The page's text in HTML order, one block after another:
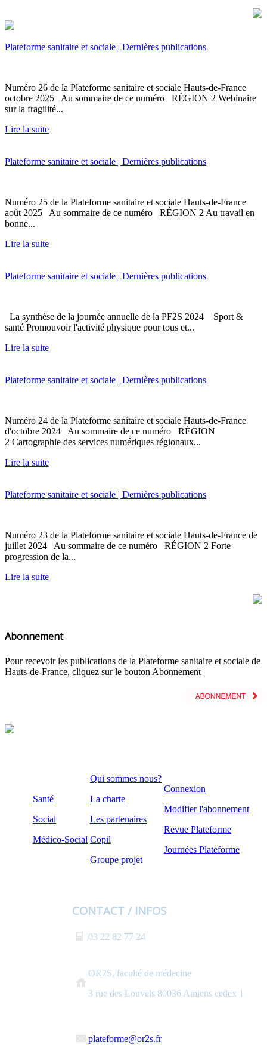
Plateforme sanitaire et sociale | Dernières publications
Numéro 26 de la Plateforme sanitaire et sociale Hauts-de-France
octobre 2025 Au sommaire de ce numéro RÉGION 2 Webinaire
sur la fragilité...
Lire la suite
Plateforme sanitaire et sociale | Dernières publications
Numéro 25 de la Plateforme sanitaire et sociale Hauts-de-France
août 2025 Au sommaire de ce numéro RÉGION 2 Au travail en
bonne...
Lire la suite
Plateforme sanitaire et sociale | Dernières publications
La synthèse de la journée annuelle de la PF2S 2024 Sport &
santé Promouvoir l'activité physique pour tous et...
Lire la suite
Plateforme sanitaire et sociale | Dernières publications
Numéro 24 de la Plateforme sanitaire et sociale Hauts-de-France
d'octobre 2024 Au sommaire de ce numéro RÉGION
2 Cartographie des services numériques régionaux...
Lire la suite
Plateforme sanitaire et sociale | Dernières publications
Numéro 23 de la Plateforme sanitaire et sociale Hauts-de-France de
juillet 2024 Au sommaire de ce numéro RÉGION 2 Forte
progression de la...
Lire la suite
Abonnement
Pour recevoir les publications de la Plateforme sanitaire et sociale de
Hauts-de-France, cliquez sur le bouton Abonnement
Santé
Social
Médico-Social
Qui sommes nous?
La charte
Les partenaires
Copil
Groupe projet
Connexion
Modifier l'abonnement
Revue Plateforme
Journées Plateforme
CONTACT / INFOS
03 22 82 77 24
OR2S, faculté de médecine
3 rue des Louvels 80036 Amiens cedex 1
plateforme@or2s.fr